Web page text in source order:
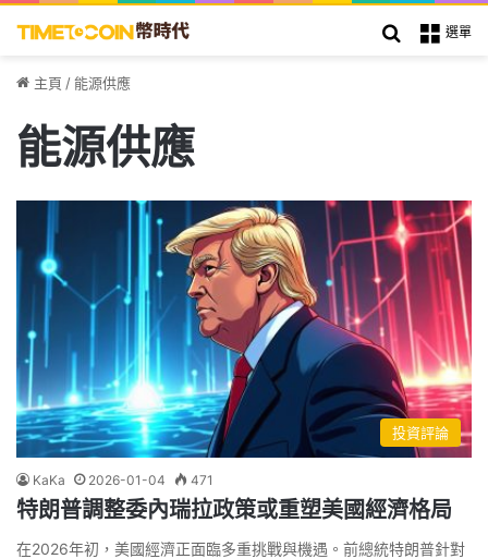
選單
搜索
主頁 /能源供應
能源供應
投資評論
KaKa 2026-01-04 471
特朗普調整委內瑞拉政策或重塑美國經濟格局
在2026年初，美國經濟正面臨多重挑戰與機遇。前總統特朗普針對